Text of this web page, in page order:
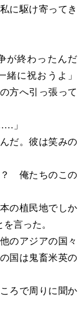
に駆け寄ってき
が終わったんだ
に祝おうよ」
方へ引っ張って
」
だ。彼は笑みの
？ 俺たちのこの
の植民地でしか
言った。
のアジアの国々
国は鬼畜米英の
ろで周りに聞か